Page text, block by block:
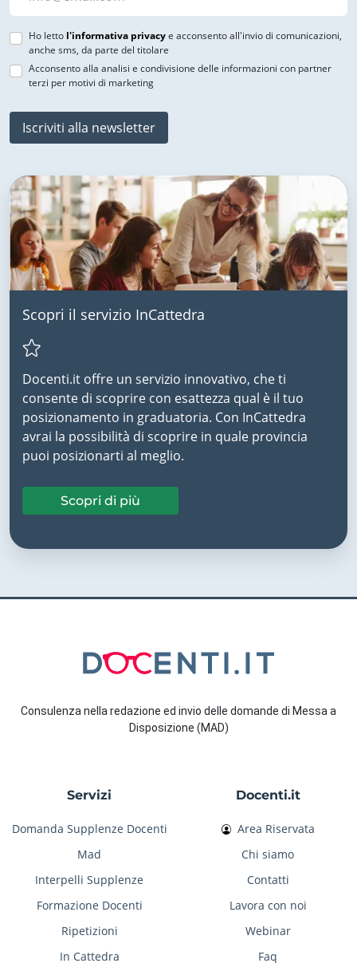
Ho letto l'informativa privacye acconsento all'invio di comunicazioni,
anche sms, da parte del titolare
Acconsento alla analisi e condivisione delle informazioni con partner
terzi per motivi di marketing
Iscriviti alla newsletter
Scopri il servizio InCattedra
Docenti.it offre un servizio innovativo, che ti
consente di scoprire con esattezza qual è il tuo
posizionamento in graduatoria. Con InCattedra
avrai la possibilità di scoprire in quale provincia
puoi posizionarti al meglio.
Scopri di più
Consulenza nella redazione ed invio delle domande di Messa a
Disposizione (MAD)
Servizi
Domanda Supplenze Docenti
Mad
Interpelli Supplenze
Formazione Docenti
Ripetizioni
In Cattedra
Docenti.it
Area Riservata
Chi siamo
Contatti
Lavora con noi
Webinar
Faq